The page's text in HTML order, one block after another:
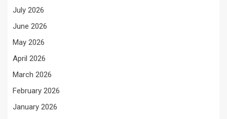
July 2026
June 2026
May 2026
April 2026
March 2026
February 2026
January 2026